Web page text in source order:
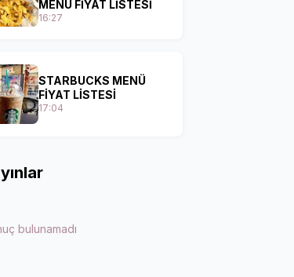
MENÜ FİYAT LİSTESİ
16:27
STARBUCKS MENÜ
FİYAT LİSTESİ
17:04
bulunamadı